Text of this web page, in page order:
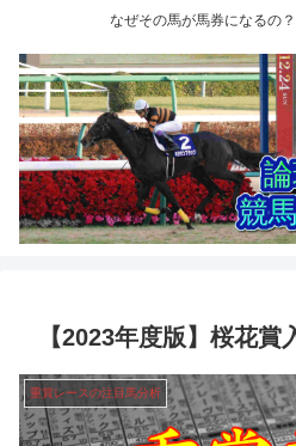
なぜその馬が馬券になるの
【2023年度版】桜花賞
重賞レースの注目馬分析